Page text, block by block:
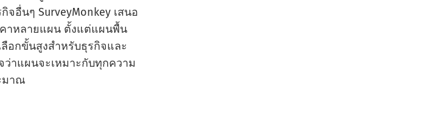
จอื่นๆ SurveyMonkey เสนอ
าหลายแผน ตั้งแต่แผนพื้น
อกขั้นสูงสําหรับธุรกิจและ
ว่าแผนจะเหมาะกับทุกความ
มาณ